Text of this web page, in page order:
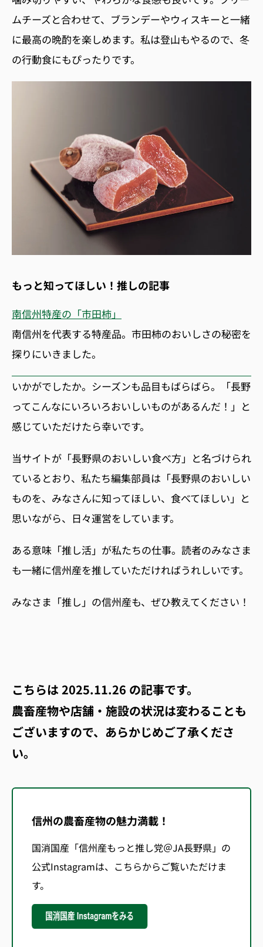
ムチーズと合わせて、ブランデーやウィスキーと一緒
に最高の晩酌を楽しめます。私は登山もやるので、冬
の行動食にもぴったりです。
もっと知ってほしい！推しの記事
南信州特産の「市田柿」
南信州を代表する特産品。市田柿のおいしさの秘密を
探りにいきました。
いかがでしたか。シーズンも品目もばらばら。「長野
ってこんなにいろいろおいしいものがあるんだ！」と
感じていただけたら幸いです。
当サイトが「長野県のおいしい食べ方」と名づけられ
ているとおり、私たち編集部員は「長野県のおいしい
ものを、みなさんに知ってほしい、食べてほしい」と
思いながら、日々運営をしています。
ある意味「推し活」が私たちの仕事。読者のみなさま
も一緒に信州産を推していただければうれしいです。
みなさま「推し」の信州産も、ぜひ教えてください！
こちらは2025.11.26 の記事です。
農畜産物や店舗・施設の状況は変わることも
ございますので、あらかじめご了承くださ
い。
信州の農畜産物の魅力満載！
国消国産「信州産もっと推し党＠JA長野県」の
公式Instagramは、こちらからご覧いただけま
す。